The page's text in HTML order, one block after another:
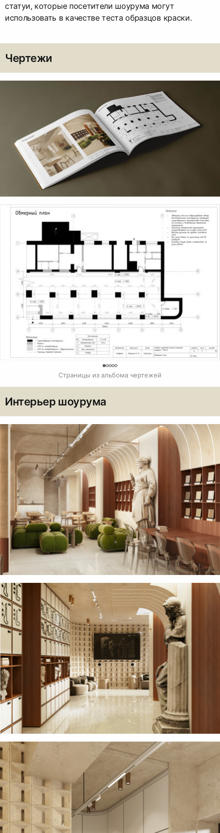
статуи, которые посетители шоурума могут
использовать в качестве теста образцов краски.
Чертежи
Страницы из альбома чертежей
Интерьер шоурума